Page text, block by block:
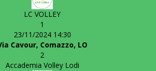
LC VOLLEY
1
23/11/2024 14:30
Cavour, Comazzo, LO
2
Accademia Volley Lodi